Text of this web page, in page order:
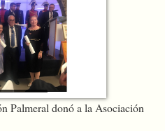
Palmeral donó a la Asociación